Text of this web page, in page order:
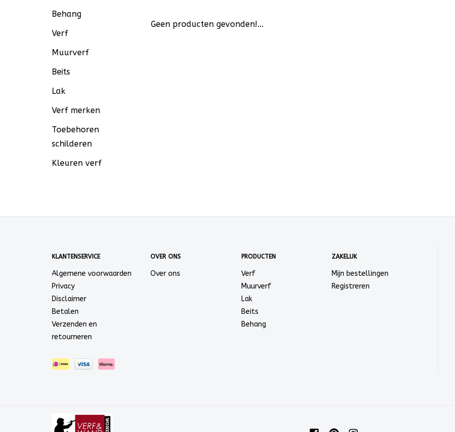
Behang
Verf
Muurverf
Beits
Lak
Verf merken
Toebehoren
schilderen
Kleuren verf
Geen producten gevonden!...
KLANTENSERVICE
Algemene voorwaarden
Privacy
Disclaimer
Betalen
Verzenden en
retourneren
OVER ONS
Over ons
PRODUCTEN
Verf
Muurverf
Lak
Beits
Behang
ZAKELIJK
Mijn bestellingen
Registreren